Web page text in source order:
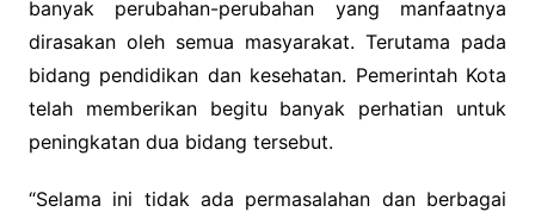
banyak perubahan-perubahan yang manfaatnya
dirasakan oleh semua masyarakat. Terutama pada
bidang pendidikan dan kesehatan. Pemerintah Kota
telah memberikan begitu banyak perhatian untuk
peningkatan dua bidang tersebut.
“Selama ini tidak ada permasalahan dan berbagai